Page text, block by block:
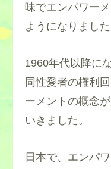
味でエンパワー
ようになりまし
1960年代以降に
同性愛者の権利
ーメントの概念
いきました。
日本で、エンパ